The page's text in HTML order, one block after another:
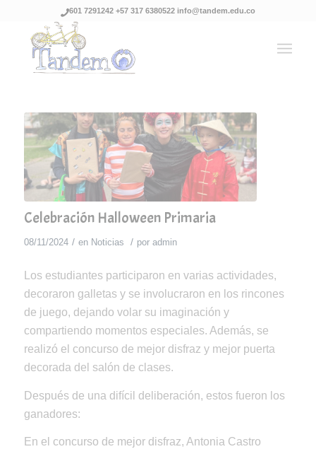
601 7291242 +57 317 6380522 info@tandem.edu.co
Celebración Halloween Primaria
08/11/2024 / en Noticias / por admin
Los estudiantes participaron en varias actividades,
decoraron galletas y se involucraron en los rincones
de juego, dejando volar su imaginación y
compartiendo momentos especiales. Además, se
realizó el concurso de mejor disfraz y mejor puerta
decorada del salón de clases.
Después de una difícil deliberación, estos fueron los
ganadores:
En el concurso de mejor disfraz, Antonia Castro